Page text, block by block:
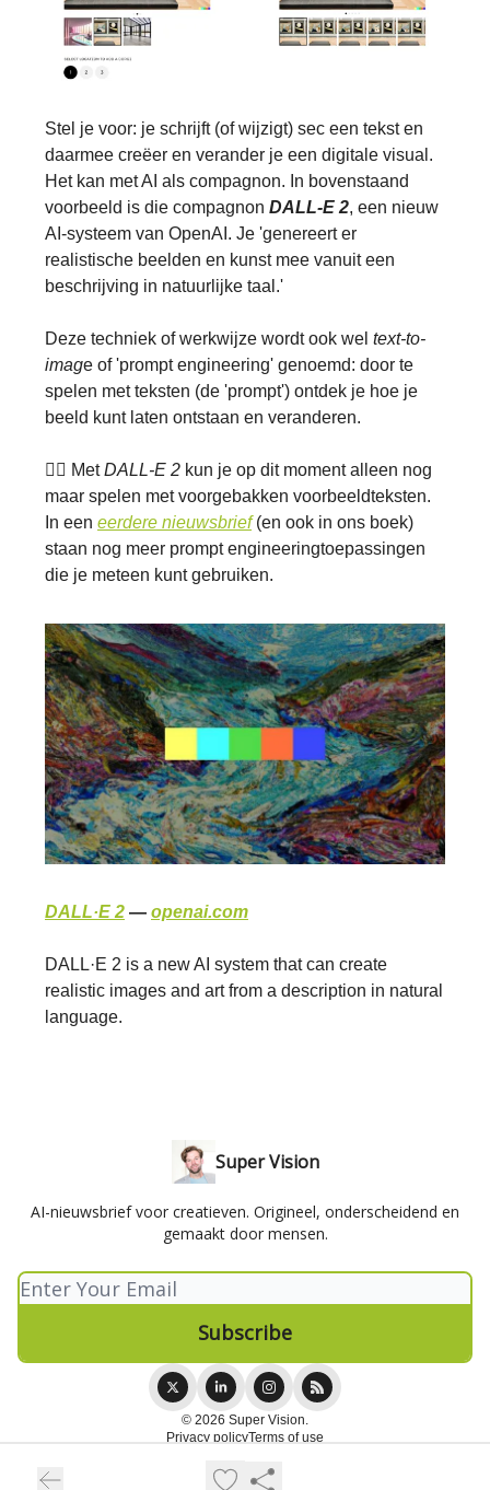
Stel je voor: je schrijft (of wijzigt) sec een tekst en
daarmee creëer en verander je een digitale visual.
Het kan met AI als compagnon. In bovenstaand
voorbeeld is die compagnon DALL-E 2, een nieuw
AI-systeem van OpenAI. Je 'genereert er
realistische beelden en kunst mee vanuit een
beschrijving in natuurlijke taal.'
Deze techniek of werkwijze wordt ook wel text-to-
image of 'prompt engineering' genoemd: door te
spelen met teksten (de 'prompt') ontdek je hoe je
beeld kunt laten ontstaan en veranderen.
👉🏽 MetDALL-E 2 kun je op dit moment alleen nog
maar spelen met voorgebakken voorbeeldteksten.
In een eerdere nieuwsbrief(en ook in ons boek)
staan nog meer prompt engineeringtoepassingen
die je meteen kunt gebruiken.
DALL·E 2 — openai.com
DALL·E 2 is a new AI system that can create
realistic images and art from a description in natural
language.
Super Vision
AI-nieuwsbrief voor creatieven. Origineel, onderscheidend en
gemaakt door mensen.
© 2026 Super Vision.
Privacy policyTerms of use
Powered by beehiiv